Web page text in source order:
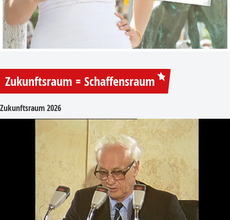
Zukunftsraum = Schaffensraum
Zukunftsraum 2026